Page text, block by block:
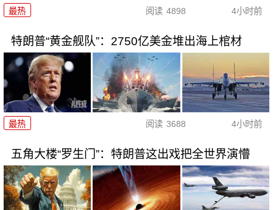
最热 阅读 4898 4小时前
特朗普“黄金舰队”：2750亿美金堆出海上棺材
最热 阅读 3688 4小时前
五角大楼“罗生门”：特朗普这出戏把全世界演懵